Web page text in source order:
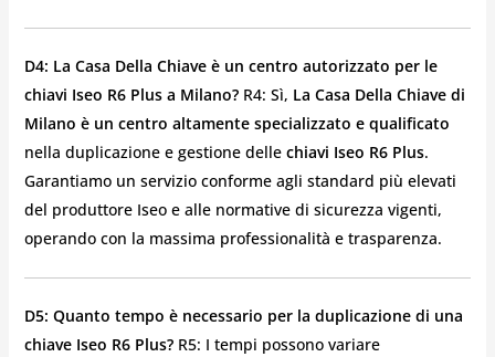
D4: La Casa Della Chiave è un centro autorizzato per le
chiavi Iseo R6 Plus a Milano?R4: Sì, La Casa Della Chiave di
Milano è un centro altamente specializzato e qualificato
nella duplicazione e gestione delle chiavi Iseo R6 Plus.
Garantiamo un servizio conforme agli standard più elevati
del produttore Iseo e alle normative di sicurezza vigenti,
operando con la massima professionalità e trasparenza.
D5: Quanto tempo è necessario per la duplicazione di una
chiave Iseo R6 Plus?R5: I tempi possono variare